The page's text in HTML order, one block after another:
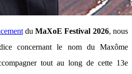
duMaXoE Festival 2026, nous
concernant le nom du Maxôme
tout au long de cette 13e